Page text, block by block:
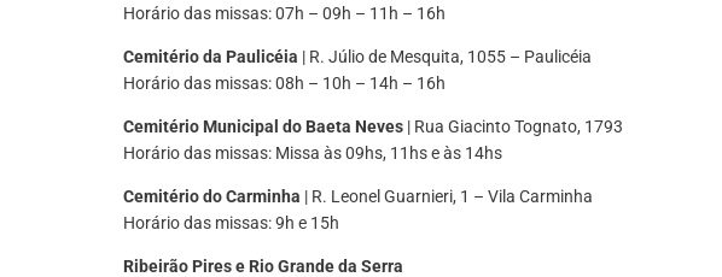
Horário das missas: 07h – 09h – 11h – 16h
Cemitério da Paulicéia | R. Júlio de Mesquita, 1055 – Paulicéia
Horário das missas: 08h – 10h – 14h – 16h
Cemitério Municipal do Baeta Neves | Rua Giacinto Tognato, 1793
Horário das missas: Missa às 09hs, 11hs e às 14hs
Cemitério do Carminha | R. Leonel Guarnieri, 1 – Vila Carminha
Horário das missas: 9h e 15h
Ribeirão Pires e Rio Grande da Serra